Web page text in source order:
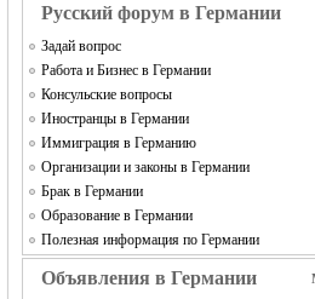
Русский форум в Германии
Задай вопрос
Работа и Бизнес в Германии
Консульские вопросы
Иностранцы в Германии
Иммиграция в Германию
Организации и законы в Германии
Брак в Германии
Образование в Германии
Полезная информация по Германии
Объявления в Германии